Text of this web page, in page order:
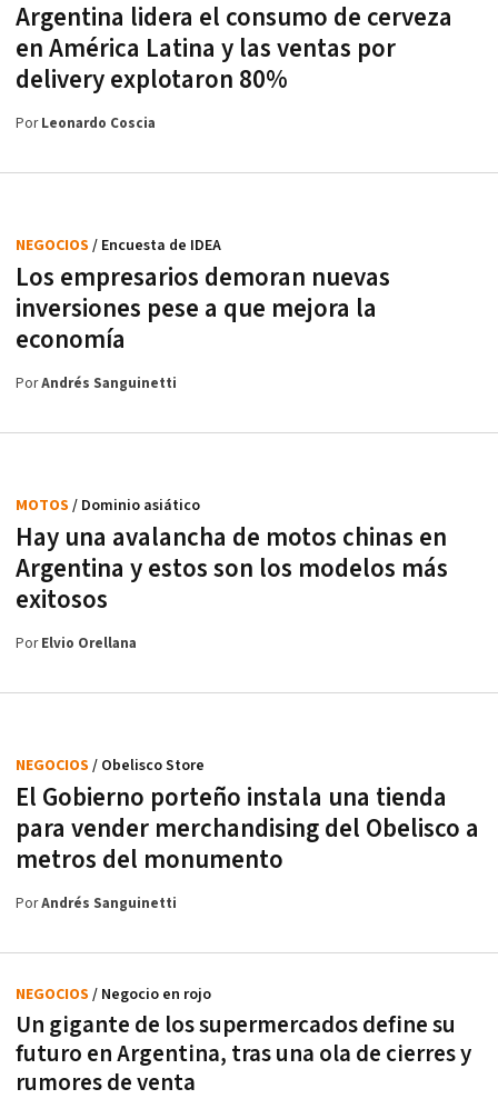
Argentina lidera el consumo de cerveza
en América Latina y las ventas por
delivery explotaron 80%
PorLeonardo Coscia
Los empresarios demoran nuevas
inversiones pese a que mejora la
economía
NEGOCIOS / Encuesta de IDEA
PorAndrés Sanguinetti
Hay una avalancha de motos chinas en
Argentina y estos son los modelos más
exitosos
MOTOS / Dominio asiático
PorElvio Orellana
El Gobierno porteño instala una tienda
para vender merchandising del Obelisco a
metros del monumento
NEGOCIOS / Obelisco Store
PorAndrés Sanguinetti
Un gigante de los supermercados define su
futuro en Argentina, tras una ola de cierres y
rumores de venta
NEGOCIOS / Negocio en rojo